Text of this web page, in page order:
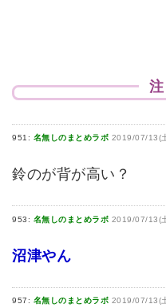
951: 名無しのまとめラボ 2019/07/13(
鈴のが背が高い？
953: 名無しのまとめラボ 2019/07/13(
沼津やん
957: 名無しのまとめラボ 2019/07/13(